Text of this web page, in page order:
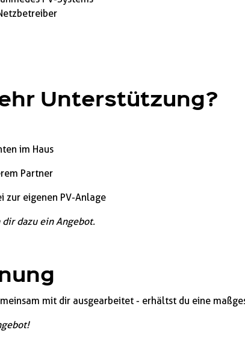
Unterstützung?
im Haus
Partner
zur eigenen PV-Anlage
dazu ein Angebot.
mit dir ausgearbeitet - erhältst du eine